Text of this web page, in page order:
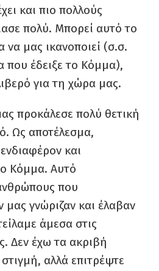
και πιο πολλούς
πολύ. Μπορεί αυτό το
να μας ικανοποιεί (σ.σ.
που έδειξε το Κόμμα),
για τη χώρα μας.
προκάλεσε πολύ θετική
Ως αποτέλεσμα,
και
Κόμμα. Αυτό
που
γνώριζαν και έλαβαν
άμεσα στις
Δεν έχω τα ακριβή
αλλά επιτρέψτε